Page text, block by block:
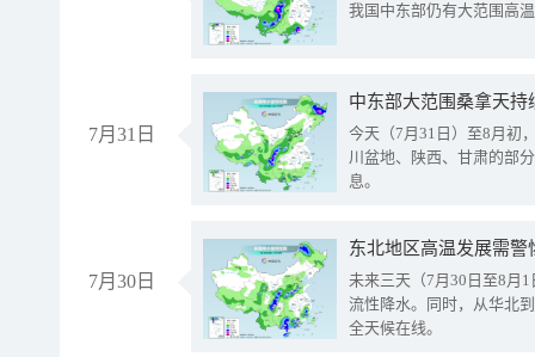
我国中东部仍有大范围高
7月31日
中东部大范围桑拿天
今天（7月31日）至8月初
川盆地、陕西、甘肃的部
息。
7月30日
东北地区高温发展需
未来三天（7月30日至8月
流性降水。同时，从华北
全天候在线。